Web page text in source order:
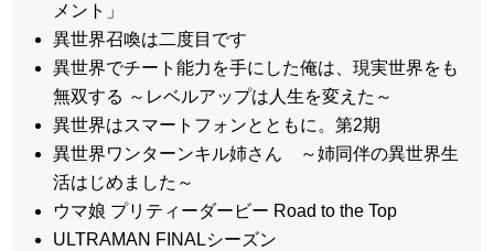
メント」
異世界召喚は二度目です
異世界でチート能力を手にした俺は、現実世界をも
無双する ～レベルアップは人生を変えた～
異世界はスマートフォンとともに。第2期
異世界ワンターンキル姉さん ～姉同伴の異世界生
活はじめました～
ウマ娘 プリティーダービー Road to the Top
ULTRAMAN FINALシーズン